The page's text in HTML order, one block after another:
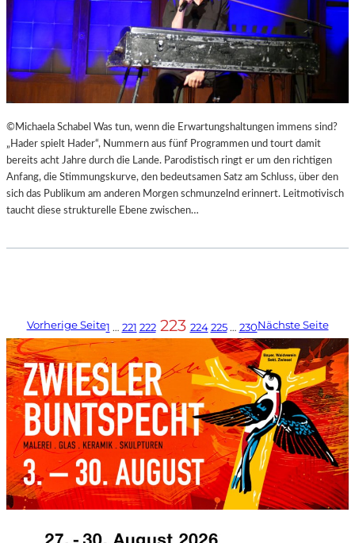
©Michaela Schabel Was tun, wenn die Erwartungshaltungen immens sind?
„Hader spielt Hader“, Nummern aus fünf Programmen und tourt damit
bereits acht Jahre durch die Lande. Parodistisch ringt er um den richtigen
Anfang, die Stimmungskurve, den bedeutsamen Satz am Schluss, über den
sich das Publikum am anderen Morgen schmunzelnd erinnert. Leitmotivisch
taucht diese strukturelle Ebene zwischen…
Vorherige Seite1 … 221 222 223 224 225 … 230Nächste Seite